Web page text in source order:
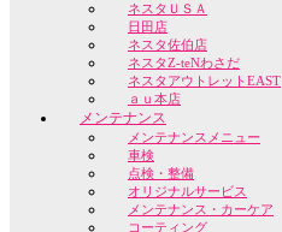
ネスタＵＳＡ
日田店
ネスタ佐伯店
ネスタZ-teNわさだ
ネスタアウトレットEAST
ａｕ本店
メンテナンス
メンテナンスメニュー
車検
点検・整備
オリジナルサービス
メンテナンス・カーケア
コーティング